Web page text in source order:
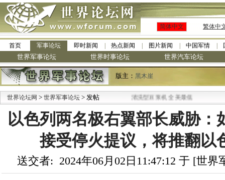
简体中文 繁体中
首页 军事论坛 即时新闻 热点新闻 图片新闻 中国军情
世界军事论坛 世界时事论坛 世界汽车论坛
版主： 黑木崖
世界论坛网 > 世界军事论坛 > 发帖
·九阳全新免清洗型豆浆机 全美最低
以色列两名极右翼部长威胁：
接受停火提议，将推翻以
送交者: 2024年06月02日11:47:12 于 [世